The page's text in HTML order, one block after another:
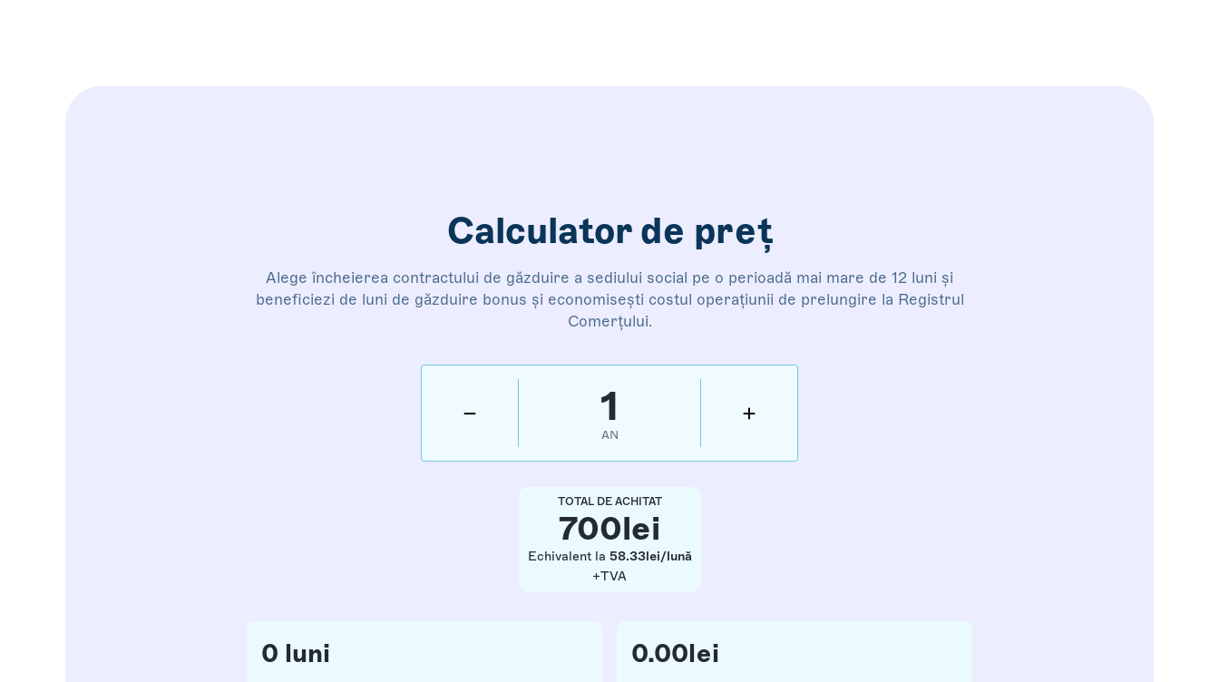
Calculator de preț
Alege încheierea contractului de găzduire a sediului social pe o perioadă mai mare de 12 luni și
beneficiezi de luni de găzduire bonus și economisești costul operațiunii de prelungire la Registrul
Comerțului.
1
AN
TOTAL DE ACHITAT
700lei
Echivalent la 58.33lei/lună
+TVA
0 luni 0.00lei